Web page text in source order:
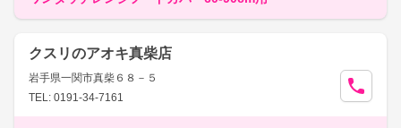
クスリのアオキ真柴店
岩手県一関市真柴６８－５
TEL: 0191-34-7161